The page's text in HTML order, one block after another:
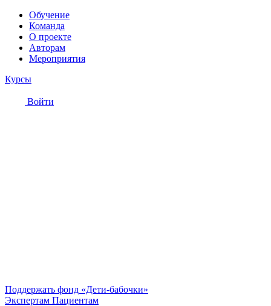
Обучение
Команда
О проекте
Авторам
Мероприятия
Курсы
Войти
Поддержать фонд «Дети-бабочки»
Экспертам Пациентам